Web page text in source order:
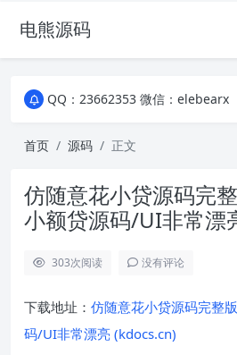
电熊源码
QQ：23662353 微信：elebearx
首页
源码 正文
仿随意花小贷源码完
小额贷源码/UI非常漂
303次阅读 没有评论
下载地址： 仿随意花小贷源码完整
码/UI非常漂亮 (kdocs.cn)